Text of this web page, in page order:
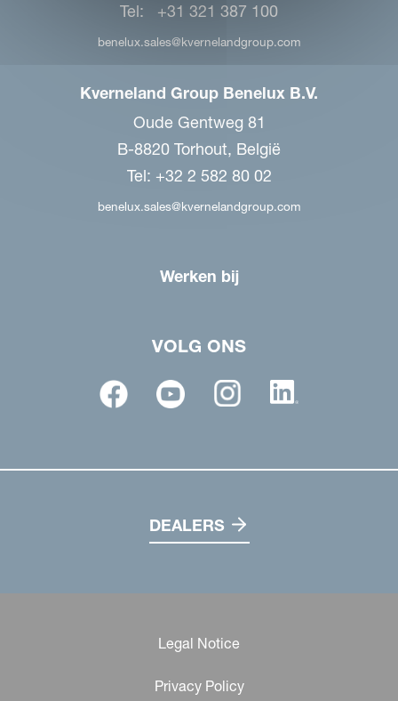
Tel: +31 321 387 100
benelux.sales@kvernelandgroup.com
Kverneland Group Benelux B.V.
Oude Gentweg 81
B-8820 Torhout, België
Tel: +32 2 582 80 02
benelux.sales@kvernelandgroup.com
Werken bij
VOLG ONS
DEALERS
Legal Notice
Privacy Policy